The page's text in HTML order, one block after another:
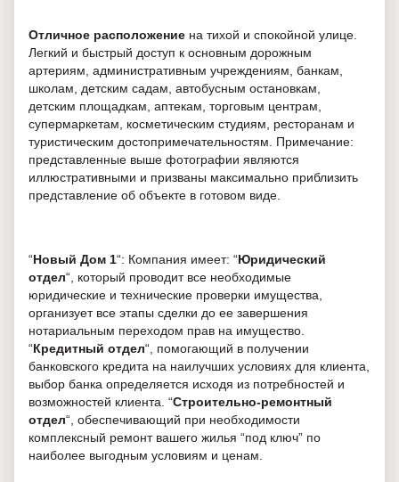
Отличное расположение на тихой и спокойной улице.
Легкий и быстрый доступ к основным дорожным
артериям, административным учреждениям, банкам,
школам, детским садам, автобусным остановкам,
детским площадкам, аптекам, торговым центрам,
супермаркетам, косметическим студиям, ресторанам и
туристическим достопримечательностям. Примечание:
представленные выше фотографии являются
иллюстративными и призваны максимально приблизить
представление об объекте в готовом виде.
“Новый Дом 1“: Компания имеет: “Юридический
отдел“, который проводит все необходимые
юридические и технические проверки имущества,
организует все этапы сделки до ее завершения
нотариальным переходом прав на имущество.
“Кредитный отдел“, помогающий в получении
банковского кредита на наилучших условиях для клиента,
выбор банка определяется исходя из потребностей и
возможностей клиента. “Строительно-ремонтный
отдел“, обеспечивающий при необходимости
комплексный ремонт вашего жилья “под ключ” по
наиболее выгодным условиям и ценам.